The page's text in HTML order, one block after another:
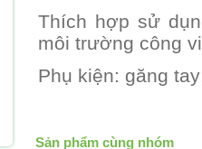
Thích hợp sử
môi trường công
Phụ kiện: găng
Sản phẩm cùng nhóm